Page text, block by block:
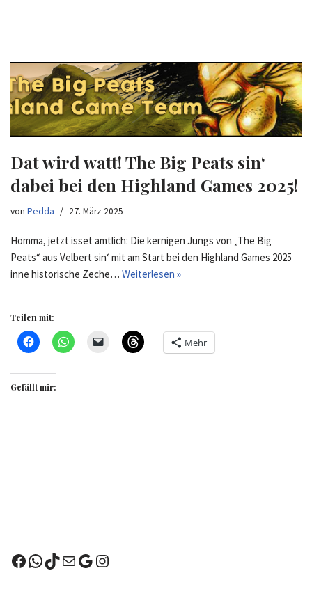
Dat wird watt! The Big Peats sin‘
dabei bei den Highland Games 2025!
von Pedda 27. März 2025
Hömma, jetzt isset amtlich: Die kernigen Jungs von „The Big
Peats“ aus Velbert sin‘ mit am Start bei den Highland Games 2025
inne historische Zeche… Weiterlesen »
Teilen mit:
Mehr
Gefällt mir: